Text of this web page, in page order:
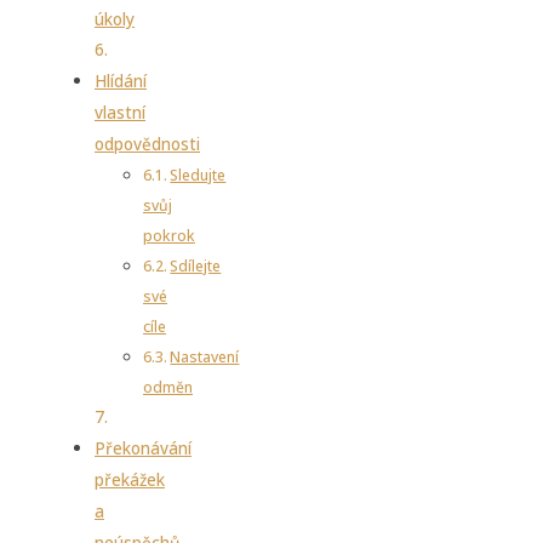
úkoly
Hlídání
vlastní
odpovědnosti
Sledujte
svůj
pokrok
Sdílejte
své
cíle
Nastavení
odměn
Překonávání
překážek
a